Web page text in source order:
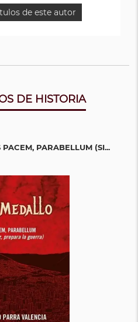
de este autor
DE HISTORIA
PARABELLUM (SI...